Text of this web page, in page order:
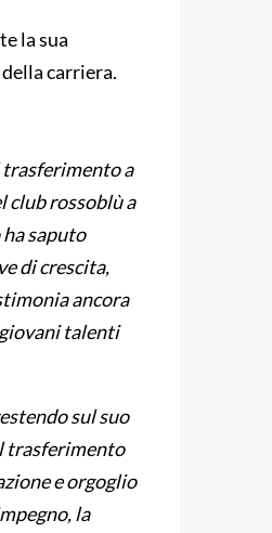
la sua
carriera.
a
club rossoblù a
saputo
di crescita,
ancora
talenti
sul suo
trasferimento
e orgoglio
la